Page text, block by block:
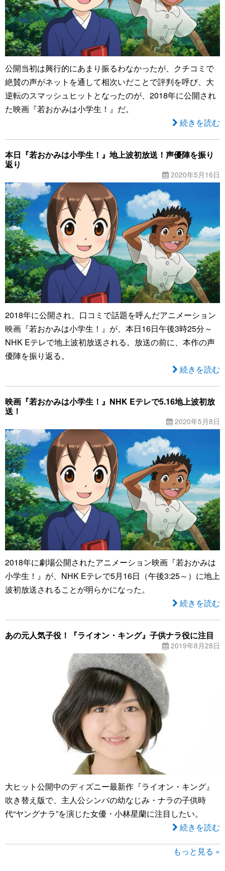
公開当初は興行的にあまり振るわなかったが、クチコミで
絶賛の声がネットを通して相次いだことで評判を呼び、大
逆転のスマッシュヒットとなったのが、2018年に公開され
た映画『若おかみは小学生！』だ。
続きを読む
本日『若おかみは小学生！』地上波初放送！声優陣を振り
返り
2020年5月16日
2018年に公開され、口コミで話題を呼んだアニメーション
映画『若おかみは小学生！』が、本日16日午後3時25分～
NHK Eテレで地上波初放送される。放送の前に、本作の声
優陣を振り返る。
続きを読む
映画『若おかみは小学生！』NHK Eテレで5.16地上波初放
送！
2020年5月8日
2018年に劇場公開されたアニメーション映画『若おかみは
小学生！』が、NHK Eテレで5月16日（午後3:25～）に地上
波初放送されることが明らかになった。
続きを読む
あの元人気子役！『ライオン・キング』子供ナラ役に注目
2019年8月28日
大ヒット公開中のディズニー最新作『ライオン・キング』
吹き替え版で、主人公シンバの幼なじみ・ナラの子供時
代“ヤングナラ”を演じた女優・小林星蘭に注目したい。
続きを読む
もっと見る »